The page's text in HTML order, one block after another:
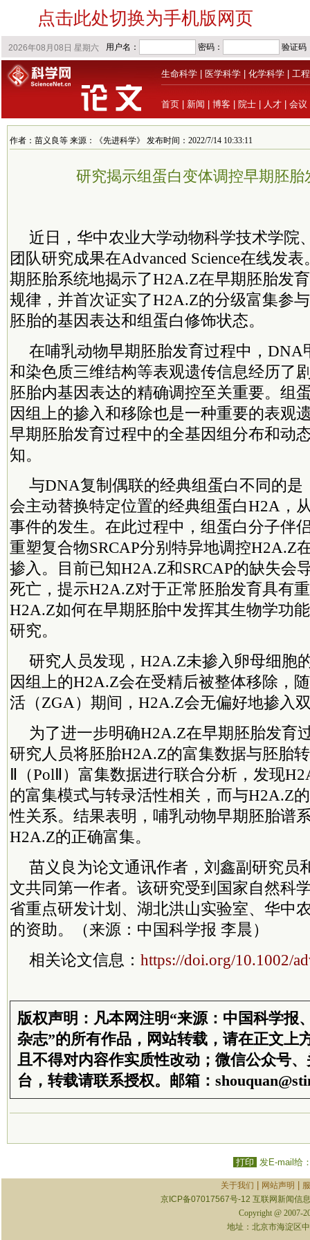
点击此处切换为手机版网页
生命科学 医学科学 化学科学 工
首页 新闻 博客 院士 人才 会议
作者：苗义良等 来源：《先进科学》 发布时间：2022/7/14 10:33:11
研究揭示组蛋白变体调控早期胚胎
近日，华中农业大学动物科学技术学院
团队研究成果在Advanced Science在线发
期胚胎系统地揭示了H2A.Z在早期胚胎发
规律，并首次证实了H2A.Z的分级富集参
胚胎的基因表达和组蛋白修饰状态。
在哺乳动物早期胚胎发育过程中，DNA
和染色质三维结构等表观遗传信息经历了
胚胎内基因表达的精确调控至关重要。组
因组上的掺入和移除也是一种重要的表观
早期胚胎发育过程中的全基因组分布和动
知。
与DNA复制偶联的经典组蛋白不同的是
会主动替换特定位置的经典组蛋白H2A，
事件的发生。在此过程中，组蛋白分子伴
重塑复合物SRCAP分别特异地调控H2A.Z
掺入。目前已知H2A.Z和SRCAP的缺失会
死亡，提示H2A.Z对于正常胚胎发育具有
H2A.Z如何在早期胚胎中发挥其生物学功
研究。
研究人员发现，H2A.Z未掺入卵母细胞
因组上的H2A.Z会在受精后被整体移除，
活（ZGA）期间，H2A.Z会无偏好地掺入
为了进一步明确H2A.Z在早期胚胎发育
研究人员将胚胎H2A.Z的富集数据与胚胎
Ⅱ（PolⅡ）富集数据进行联合分析，发现
的富集模式与转录活性相关，而与H2A.Z
性关系。 结果表明，哺乳动物早期胚胎谱
H2A.Z的正确富集。
苗义良为论文通讯作者，刘鑫副研究员
文共同第一作者。该研究受到国家自然科
省重点研发计划、湖北洪山实验室、华中
的资助。（来源：中国科学报 李晨）
相关论文信息： https://doi.org/10.1002/
版权声明：凡本网注明“来源：中国科学报
杂志”的所有作品，网站转载，请在正文上
且不得对内容作实质性改动；微信公众号
台，转载请联系授权。邮箱：
打印 发E-mail给
关于我们 网站声明
京ICP备07017567号-12 互联网新闻信
Copyright @ 2007-
地址：北京市海淀区